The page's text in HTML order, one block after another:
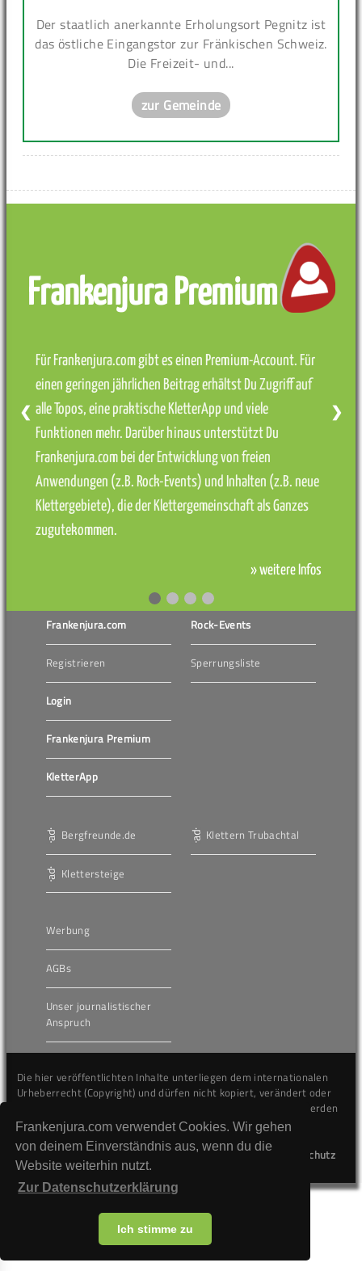
Frankenjura.com verwendet Cookies. Wir gehen
von deinem Einverständnis aus, wenn du die
Website weiterhin nutzt.
Zur Datenschutzerklärung
Ich stimme zu
Der staatlich anerkannte Erholungsort Pegnitz ist
das östliche Eingangstor zur Fränkischen Schweiz.
Die Freizeit- und...
zur Gemeinde
Frankenjura Premium
Für Frankenjura.com gibt es einen Premium-Account. Für
einen geringen jährlichen Beitrag erhältst Du Zugriff auf
alle Topos, eine praktische KletterApp und viele
Funktionen mehr. Darüber hinaus unterstützt Du
Frankenjura.com bei der Entwicklung von freien
Anwendungen (z.B. Rock-Events) und Inhalten (z.B. neue
Klettergebiete), die der Klettergemeinschaft als Ganzes
zugutekommen.
» weitere Infos
❮ ❯
Frankenjura.com
Registrieren
Login
Frankenjura Premium
KletterApp
Rock-Events
Sperrungsliste
Bergfreunde.de
Klettersteige
Klettern Trubachtal
Werbung
AGBs
Unser journalistischer
Anspruch
Die hier veröffentlichten Inhalte unterliegen dem internationalen
Urheberrecht (Copyright) und dürfen nicht kopiert, verändert oder
unverändert wiederveröffentlicht werden. Gegen Verstöße werden
wir auf juristischem Wege vorgehen.
Kontakt
Impressum Datenschutz